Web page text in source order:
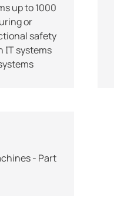
up to 1000
or
safety
IT systems
- Part